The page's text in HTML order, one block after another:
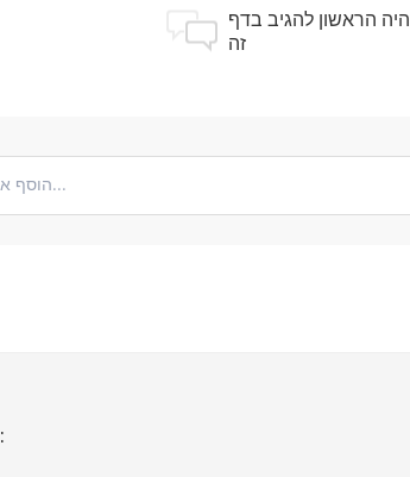
היה הראשון להגיב בדף
זה
מיקומים פופולריים: